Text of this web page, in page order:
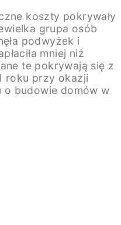
koszty pokrywały
grupa osób
podwyżek i
mniej niż
te pokrywają się z
roku przy okazji
o budowie domów w